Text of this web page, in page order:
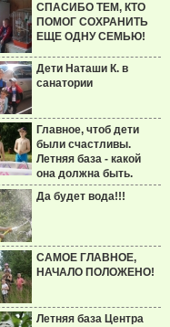
СПАСИБО ТЕМ, КТО
ПОМОГ СОХРАНИТЬ
ЕЩЕ ОДНУ СЕМЬЮ!
Дети Наташи К. в
санатории
Главное, чтоб дети
были счастливы.
Летняя база - какой
она должна быть.
Да будет вода!!!
САМОЕ ГЛАВНОЕ,
НАЧАЛО ПОЛОЖЕНО!
Летняя база Центра